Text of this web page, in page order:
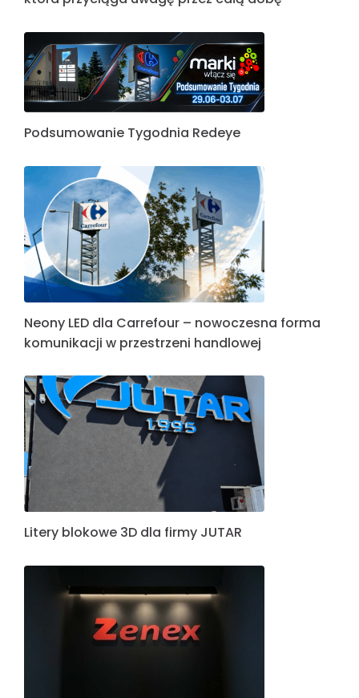
Podsumowanie Tygodnia Redeye
Neony LED dla Carrefour – nowoczesna forma
komunikacji w przestrzeni handlowej
Litery blokowe 3D dla firmy JUTAR